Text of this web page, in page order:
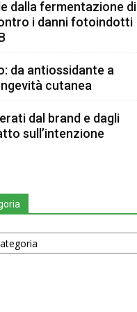
dalla fermentazione di
i danni fotoindotti
da antiossidante a
cutanea
dal brand e dagli
sull’intenzione